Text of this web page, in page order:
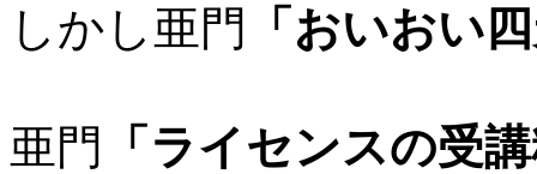
しかし亜門
「おいおい
亜門
「ライセンスの受